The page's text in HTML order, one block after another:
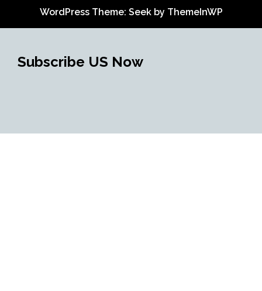
WordPress Theme: Seek by ThemeInWP
Subscribe US Now